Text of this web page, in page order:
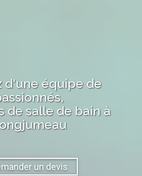
d'une équipe de
de salle de bain à
un devis